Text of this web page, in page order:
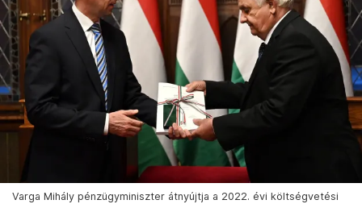
Varga Mihály pénzügyminiszter átnyújtja a 2022. évi költségvetési